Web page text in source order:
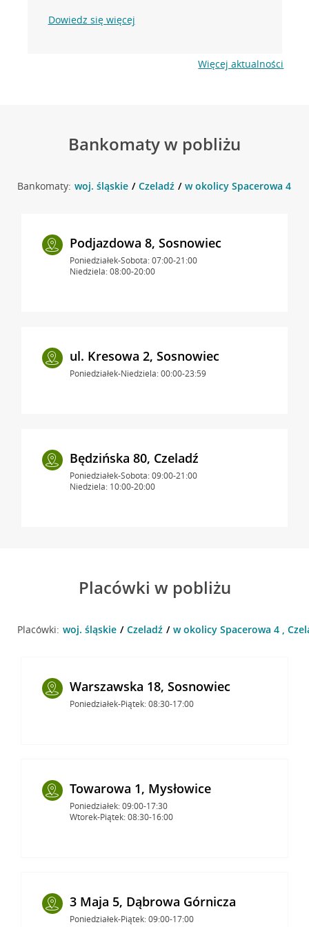
Dowiedz się więcej
Więcej aktualności
Bankomaty w pobliżu
Bankomaty: woj. śląskie Czeladź w okolicy Spacerowa 4 ,
Podjazdowa 8, Sosnowiec
Poniedziałek-Sobota: 07:00-21:00
Niedziela: 08:00-20:00
ul. Kresowa 2, Sosnowiec
Poniedziałek-Niedziela: 00:00-23:59
Będzińska 80, Czeladź
Poniedziałek-Sobota: 09:00-21:00
Niedziela: 10:00-20:00
Placówki w pobliżu
Placówki: woj. śląskie Czeladź w okolicy Spacerowa 4 ,
Warszawska 18, Sosnowiec
Poniedziałek-Piątek: 08:30-17:00
Towarowa 1, Mysłowice
Poniedziałek: 09:00-17:30
Wtorek-Piątek: 08:30-16:00
3 Maja 5, Dąbrowa Górnicza
Poniedziałek-Piątek: 09:00-17:00